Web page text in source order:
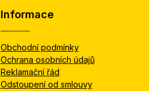
Informace
Obchodní podmínky
Ochrana osobních údajů
Reklamační řád
Odstoupení od smlouvy